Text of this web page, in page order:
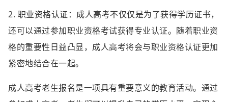
2. 职业资格认证：成人高考不仅仅是为了获得学历证书，
还可以通过参加职业资格考试获得专业认证。随着职业资
格的重要性日益凸显，成人高考将会与职业资格认证更加
紧密地结合在一起。
成人高考老生报名是一项具有重要意义的教育活动。通过